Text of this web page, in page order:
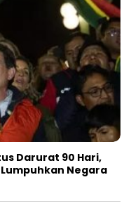
Darurat 90 Hari,
Negara